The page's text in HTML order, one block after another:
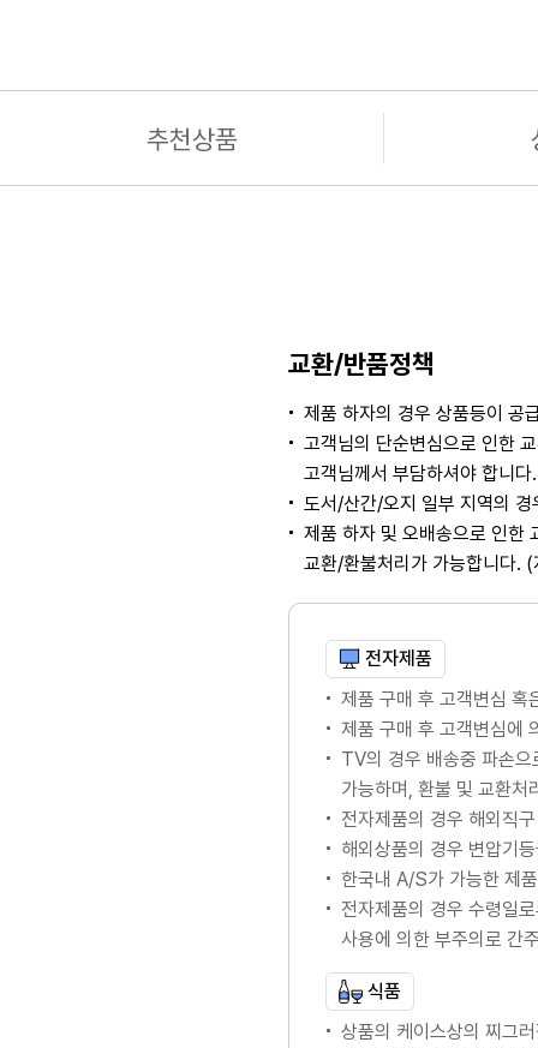
추천상품
교환/반품정책
제품 하자의 경우 상품등이 공
고객님의 단순변심으로 인한
고객님께서 부담하셔야 합니
도서/산간/오지 일부 지역의
제품 하자 및 오배송으로 인한
교환/환불처리가 가능합니다.
전자제품
제품 구매 후 고객변심 혹
제품 구매 후 고객변심에
TV의 경우 배송중 파손
가능하며, 환불 및 교환처
전자제품의 경우 해외직
해외상품의 경우 변압기
한국내 A/S가 가능한 제
전자제품의 경우 수령일
사용에 의한 부주의로 간
식품
상품의 케이스상의 찌그